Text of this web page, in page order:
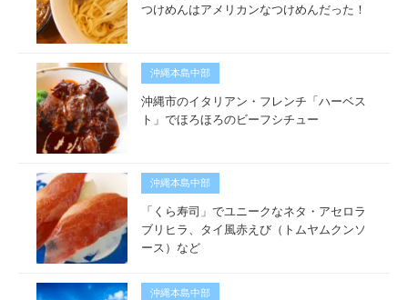
つけめんはアメリカンなつけめんだった！
沖縄本島中部
沖縄市のイタリアン・フレンチ「ハーベス
ト」でほろほろのビーフシチュー
沖縄本島中部
「くら寿司」でユニークなネタ・アセロラ
ブリヒラ、タイ風赤えび（トムヤムクンソ
ース）など
沖縄本島中部